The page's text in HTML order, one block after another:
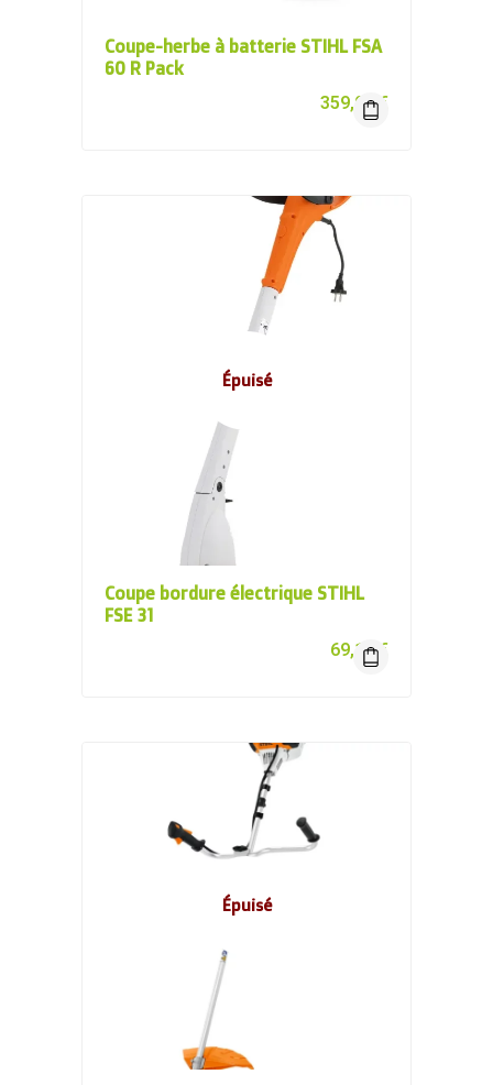
Coupe-herbe à batterie STIHL FSA
60 R Pack
359,00€
Épuisé
Coupe bordure électrique STIHL
FSE 31
69,10€
Épuisé